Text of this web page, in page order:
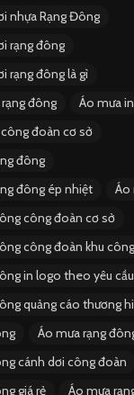
nhựa Rạng Đông
rạng đông
rạng đông là gì
đông
Áo mưa
đoàn cơ sở
đông
đông ép nhiệt
Áo
công đoàn cơ sở
công đoàn khu
in logo theo yêu cầu
quảng cáo thương
Áo mưa rạng
cánh dơi công đoàn
giá rẻ
Áo mưa